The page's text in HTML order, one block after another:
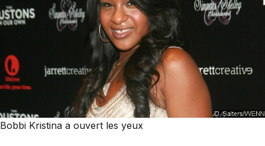
Bobbi Kristina a ouvert les yeux